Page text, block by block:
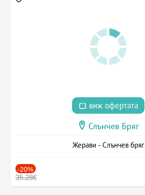
виж офертата
Слънчев Бряг
Жерави - Слънчев бряг
-20%
35.28€